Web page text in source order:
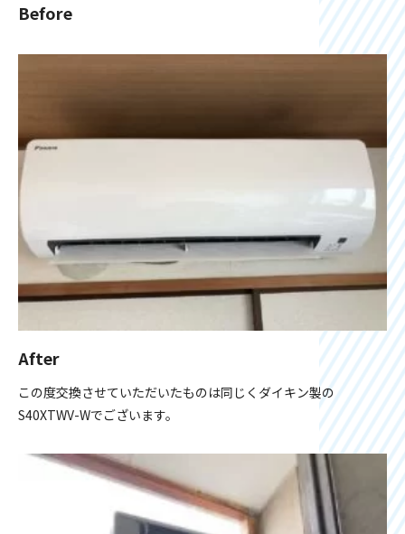
Before
After
この度交換させていただいたものは同じくダイキン製の
S40XTWV-Wでございます。